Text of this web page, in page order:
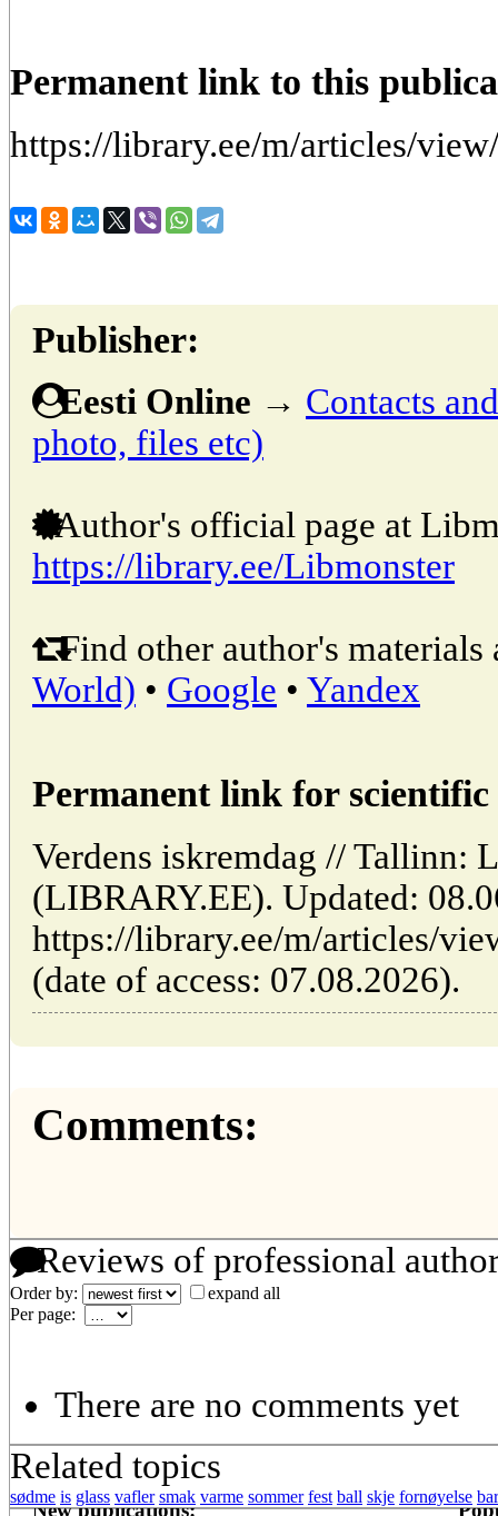
Permanent link to this
https://library.ee/m/articles/
Publisher:
Eesti Online → Contacts
photo, files etc)
Author's official page at
https://library.ee/Libmonster
Find other author's materials
World) • Google • Yandex
Permanent link for
Verdens iskremdag // Tallinn:
(LIBRARY.EE). Updated:
https://library.ee/m/articles/
(date of access: 07.08.2026).
Comments:
Reviews of professional
Order by:
expand all
Per page:
There are no comments yet
Related topics
sødme is glass vafler smak varme sommer fest ball skje fornøyelse
New publications: